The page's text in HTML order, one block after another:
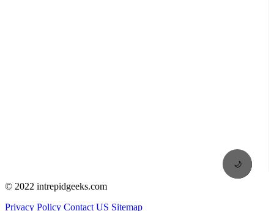
🌙
© 2022 intrepidgeeks.com
Privacy Policy Contact US Sitemap